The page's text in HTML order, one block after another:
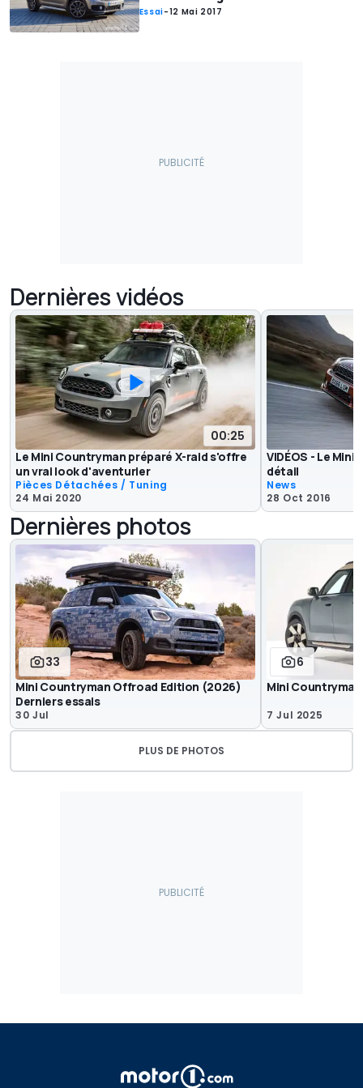
Essai-12 Mai 2017
Dernières vidéos
00:25
Le Mini Countryman préparé X-raid s'offre
un vrai look d'aventurier
Pièces Détachées / Tuning
24 Mai 2020
VIDÉOS - Le
détail
News
28 Oct 2016
Dernières photos
33
Mini Countryman Offroad Edition (2026)
Derniers essais
30 Jul
6
Mini
7 Jul 2025
PLUS DE PHOTOS